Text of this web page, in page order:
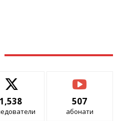
1,538 507
абонати